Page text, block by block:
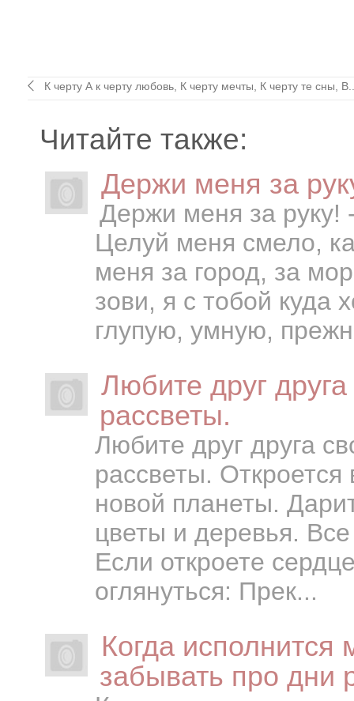
К черту А к черту любовь, К черту мечты, К черту те сны,
Читайте также:
Держи меня за
Держи меня за руку!
Целуй меня смело,
меня за город, за
зови, я с тобой
глупую, умную,
Любите друг
рассветы.
Любите друг друга
рассветы.
новой планеты.
цветы и деревья.
Если откроете
оглянуться: Прек...
Когда исполнится
забывать про дни